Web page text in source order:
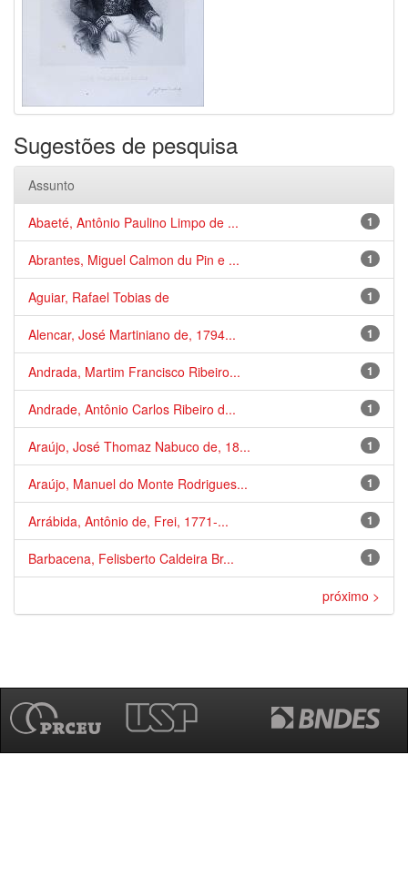
Sugestões de pesquisa
Assunto
1
Abaeté, Antônio Paulino Limpo de ...
1
Abrantes, Miguel Calmon du Pin e ...
1
Aguiar, Rafael Tobias de
1
Alencar, José Martiniano de, 1794...
1
Andrada, Martim Francisco Ribeiro...
1
Andrade, Antônio Carlos Ribeiro d...
1
Araújo, José Thomaz Nabuco de, 18...
1
Araújo, Manuel do Monte Rodrigues...
1
Arrábida, Antônio de, Frei, 1771-...
1
Barbacena, Felisberto Caldeira Br...
próximo >